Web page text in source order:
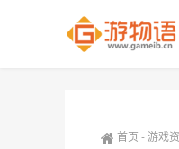
首页 -游戏